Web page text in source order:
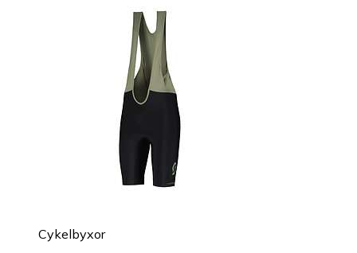
Cykelbyxor